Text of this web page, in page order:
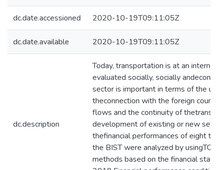
dc.date.accessioned 2020-10-19T09:11:05Z
dc.date.available 2020-10-19T09:11:05Z
dc.description
Today, transportation is at an
evaluated socially, socially
sector is important in terms of the
theconnection with the foreign
flows and the continuity of
development of existing or new
thefinancial performances of eight
the BIST were analyzed by
methods based on the financial